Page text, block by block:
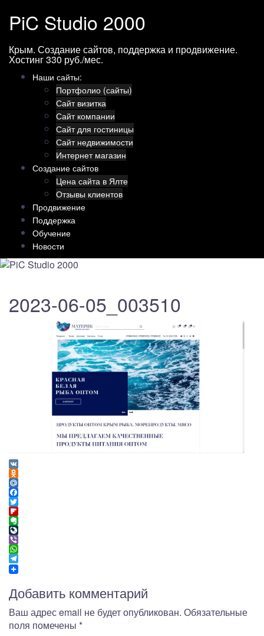
содержимому
PiC Studio 2000
Крым. Создание сайтов, поддержка и продвижение.
Хостинг 330 руб./мес.
Наши сайты:
Портфолио (сайты)
Сайт визитка
Сайт компании
Сайт для гостиницы
Сайт недвижимости
Интернет магазин
Создание сайтов
Цена сайта в Ялте
Отзывы клиентов
Продвижение
Поддержка
Обучение
Новости
2023-06-05_003510
VK
Odnoklassniki
Mail.Ru
Facebook
Twitter
Flipboard
Evernote
LiveJournal
Viber
WhatsApp
Telegram
Добавить комментарий
Ваш адрес email не будет опубликован. Обязательные
поля помечены *